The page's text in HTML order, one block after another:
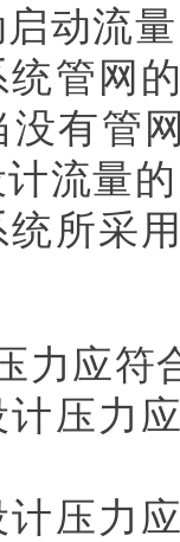
动流
网的
没有管
流量
采用
力应符
力应
力应